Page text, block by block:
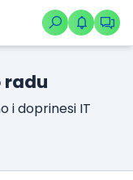
radu
i doprinesi IT